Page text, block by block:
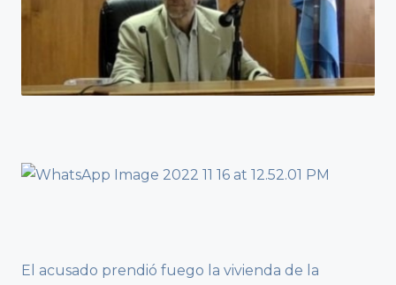
El acusado prendió fuego la vivienda de la